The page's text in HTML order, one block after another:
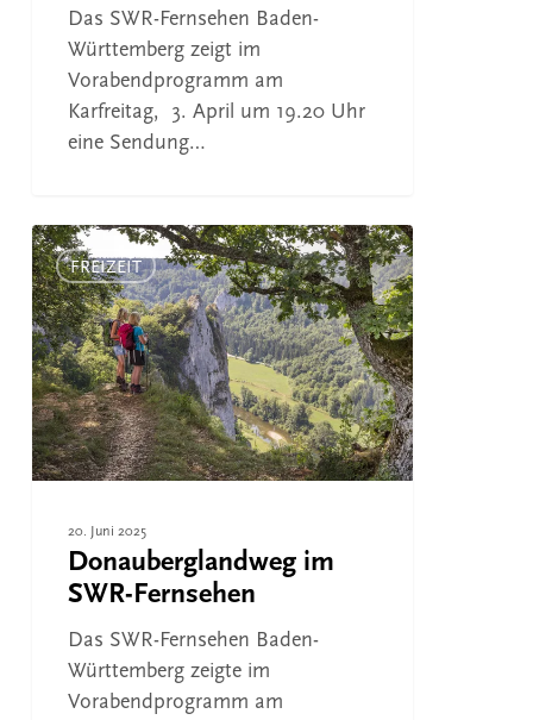
Das SWR-Fernsehen Baden-
Württemberg zeigt im
Vorabendprogramm am
Karfreitag, 3. April um 19.20 Uhr
eine Sendung…
Donauberglandweg
im
SWR-
Fernsehen
FREIZEIT
20. Juni 2025
Donauberglandweg im
SWR-Fernsehen
Das SWR-Fernsehen Baden-
Württemberg zeigte im
Vorabendprogramm am